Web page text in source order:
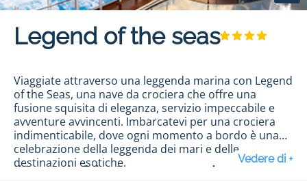
Legend of the seas
Viaggiate attraverso una leggenda marina con Legend
of the Seas, una nave da crociera che offre una
fusione squisita di eleganza, servizio impeccabile e
avventure avvincenti. Imbarcatevi per una crociera
indimenticabile, dove ogni momento a bordo è una
celebrazione della leggenda dei mari e delle
destinazioni esotiche.
Il Legend of the Seas, una nave leggendaria